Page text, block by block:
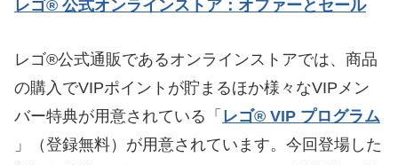
レゴ® 公式オンラインストア：オファーとセール
レゴ®公式通販であるオンラインストアでは、商品
の購入でVIPポイントが貯まるほか様々なVIPメン
バー特典が用意されている「 レゴ® VIP プログラム
」（登録無料）が用意されています。今回登場した